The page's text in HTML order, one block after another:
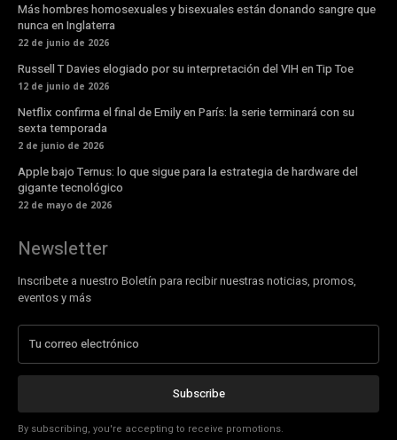
Más hombres homosexuales y bisexuales están donando sangre que
nunca en Inglaterra
22 de junio de 2026
Russell T Davies elogiado por su interpretación del VIH en Tip Toe
12 de junio de 2026
Netflix confirma el final de Emily en París: la serie terminará con su
sexta temporada
2 de junio de 2026
Apple bajo Ternus: lo que sigue para la estrategia de hardware del
gigante tecnológico
22 de mayo de 2026
Newsletter
Inscribete a nuestro Boletín para recibir nuestras noticias, promos,
eventos y más
Subscribe
By subscribing, you're accepting to receive promotions.